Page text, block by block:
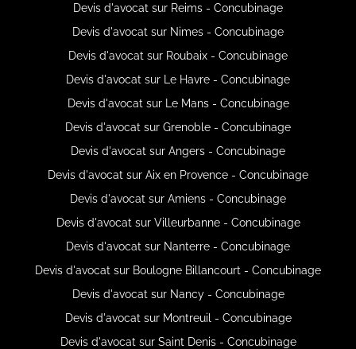
Devis d'avocat sur Reims - Concubinage
Devis d'avocat sur Nimes - Concubinage
Devis d'avocat sur Roubaix - Concubinage
Devis d'avocat sur Le Havre - Concubinage
Devis d'avocat sur Le Mans - Concubinage
Devis d'avocat sur Grenoble - Concubinage
Devis d'avocat sur Angers - Concubinage
Devis d'avocat sur Aix en Provence - Concubinage
Devis d'avocat sur Amiens - Concubinage
Devis d'avocat sur Villeurbanne - Concubinage
Devis d'avocat sur Nanterre - Concubinage
Devis d'avocat sur Boulogne Billancourt - Concubinage
Devis d'avocat sur Nancy - Concubinage
Devis d'avocat sur Montreuil - Concubinage
Devis d'avocat sur Saint Denis - Concubinage